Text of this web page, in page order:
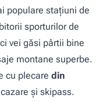
populare stațiuni de
sporturilor de
vei găsi pârtii bine
montane superbe.
cu plecare din
și skipass.